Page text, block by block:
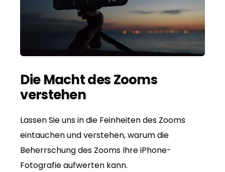
Die Macht des Zooms
verstehen
Lassen Sie uns in die Feinheiten des Zooms
eintauchen und verstehen, warum die
Beherrschung des Zooms Ihre iPhone-
Fotografie aufwerten kann.